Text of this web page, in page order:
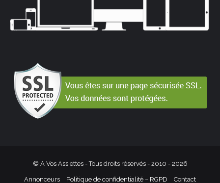
© A Vos Assiettes - Tous droits réservés - 2010 - 2026
Annonceurs Politique de confidentialité – RGPD Contact